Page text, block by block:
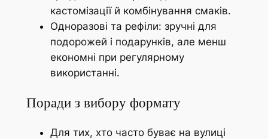
кастомізації й комбінування смаків.
Одноразові та рефіли: зручні для
подорожей і подарунків, але менш
економні при регулярному
використанні.
Поради з вибору формату
Для тих, хто часто буває на вулиці